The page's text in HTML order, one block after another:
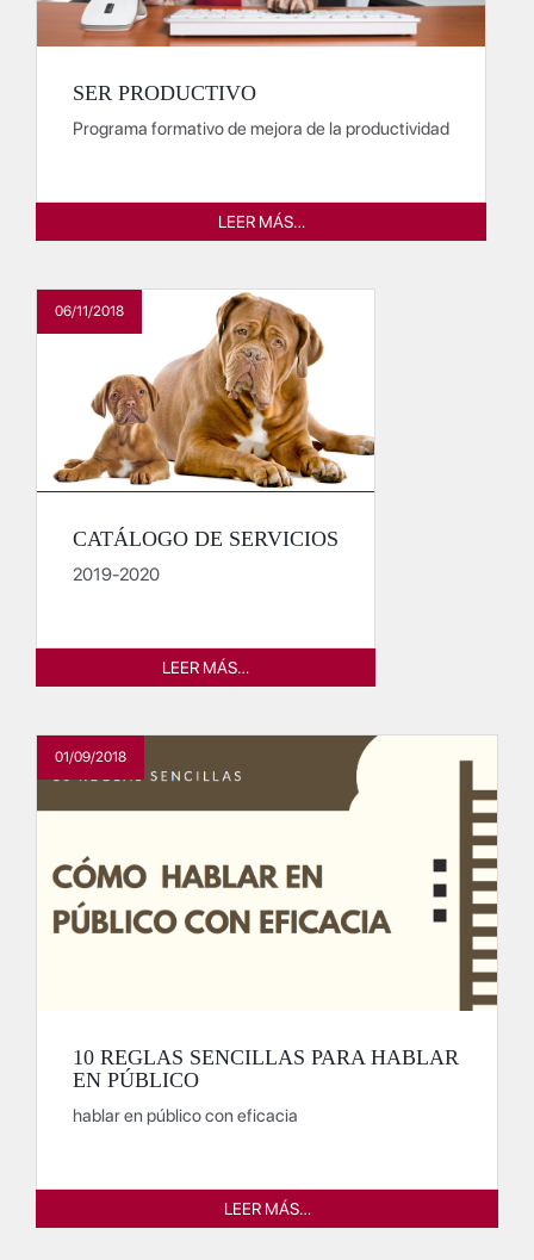
SER PRODUCTIVO
Programa formativo de mejora de la productividad
LEER MÁS…
06/11/2018
CATÁLOGO DE SERVICIOS
2019-2020
LEER MÁS…
01/09/2018
10 REGLAS SENCILLAS PARA HABLAR
EN PÚBLICO
hablar en público con eficacia
LEER MÁS…